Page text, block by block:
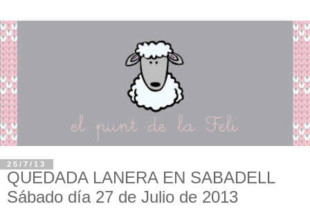
25/7/13
QUEDADA LANERA EN SABADELL
Sábado día 27 de Julio de 2013